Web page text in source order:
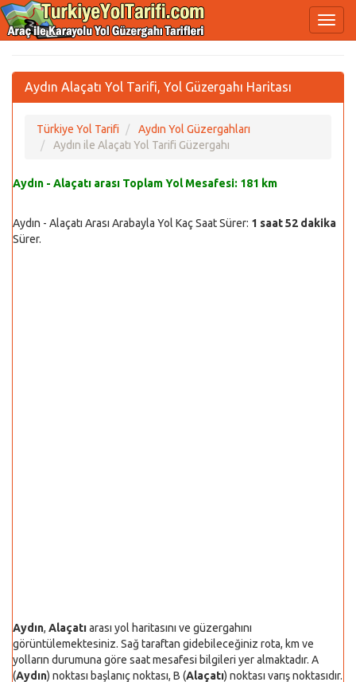
Aydın Alaçatı Yol Tarifi, Yol Güzergahı Haritası
Türkiye Yol Tarifi
Aydın Yol Güzergahları
Aydın ile Alaçatı Yol Tarifi Güzergahı
Aydın - Alaçatı arası Toplam Yol Mesafesi: 181 km
Aydın - Alaçatı Arası Arabayla Yol Kaç Saat Sürer: 1 saat 52 dakika
Sürer.
Aydın, Alaçatıarası yol haritasını ve güzergahını
görüntülemektesiniz. Sağ taraftan gidebileceğiniz rota, km ve
yolların durumuna göre saat mesafesi bilgileri yer almaktadır. A
(Aydın) noktası başlanıç noktası, B (Alaçatı) noktası varış noktasıdır.